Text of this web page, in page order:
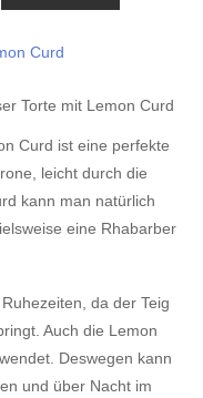
Curd ist eine perfekte
leicht durch die
kann man natürlich
eine Rhabarber
da der Teig
Auch die Lemon
Deswegen kann
und über Nacht im